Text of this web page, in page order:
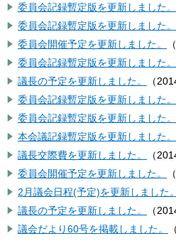
委員会記録暫定版を更新しました。
委員会記録暫定版を更新しました。
委員会開催予定を更新しました。
（
委員会記録暫定版を更新しました。
議長の予定を更新しました。
（
委員会記録暫定版を更新しました。
委員会記録暫定版を更新しました。
本会議記録暫定版を更新しました。
議長交際費を更新しました。
（
委員会開催予定を更新しました。
（
2月議会日程(予定)を更新しました。
議長の予定を更新しました。
（
議会だより60号を掲載しました。
（